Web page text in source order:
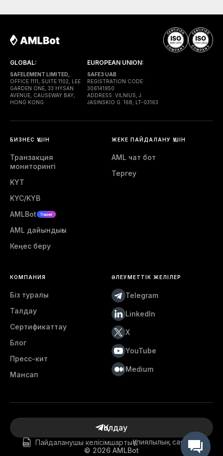
GLOBAL:
SAFELEMENT LIMITED,
OFFICE 1111, SUITE 1102, LEE
GARDEN ONE, 33 HYSAN
AVENUE, CAUSEWAY BAY,
HONG KONG
EUROPEAN UNION:
SAFE3 UAB
REGISTRATION CODE:
306141950
ADDRESS: VILNIUS, J.
JASINSKIO G. 16B, LT-03163
БИЗНЕС ҮШІН
Транзакция
мониторингі
KYT
KYC/KYB
AMLBot
AML дайындығы
Кеңес беру
ЖЕКЕ ПАЙДАЛАНУ ҮШІН
AML чат бот
Тергеу
КОМПАНИЯ
Біз туралы
Талдау
Сертификаттау
Блог
Пресс-кит
Мансап
ӘЛЕУМЕТТІК ЖЕЛІЛЕР
Telegram
LinkedIn
X
YouTube
Medium
© 2026 AMLBot
Қолдау
Пайдаланушы келісімшартыҚұпиялылық саясаты